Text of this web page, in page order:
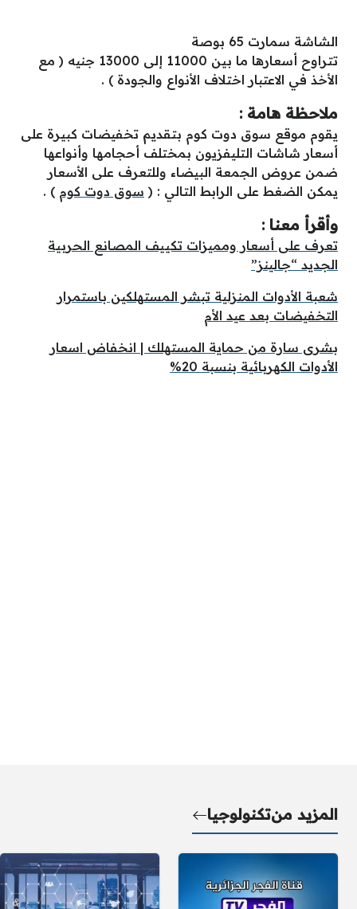
الشاشة سمارت 65 بوصة
تتراوح أسعارها ما بين 11000 إلى 13000 جنيه ( مع
الأخذ في الاعتبار اختلاف الأنواع والجودة ) .
ملاحظة هامة :
يقوم موقع سوق دوت كوم بتقديم تخفيضات كبيرة على
أسعار شاشات التليفزيون بمختلف أحجامها وأنواعها
ضمن عروض الجمعة البيضاء وللتعرف على الأسعار
يمكن الضغط على الرابط التالي : ( سوق دوت كوم ) .
وأقرأ معنا :
تعرف على أسعار ومميزات تكييف المصانع الحربية
الجديد “جالينز”
شعبة الأدوات المنزلية تبشر المستهلكين باستمرار
التخفيضات بعد عيد الأم
بشرى سارة من حماية المستهلك | انخفاض اسعار
الأدوات الكهربائية بنسبة 20%
المزيد منتكنولوجيا